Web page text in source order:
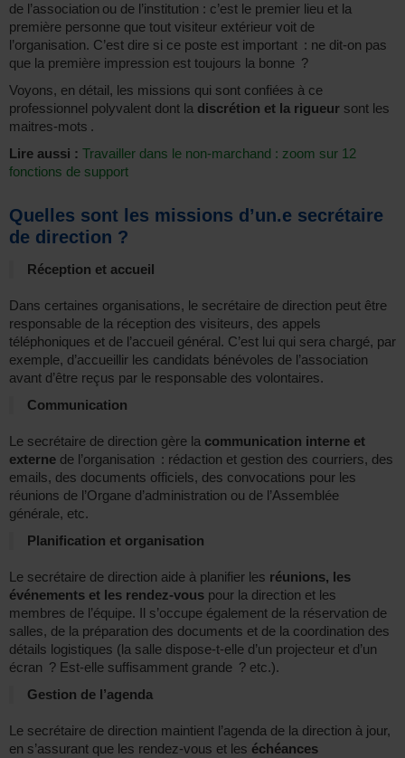
de l’association ou de l’institution : c’est le premier lieu et la
première personne que tout visiteur extérieur voit de
l’organisation. C’est dire si ce poste est important : ne dit-on pas
que la première impression est toujours la bonne ?
Voyons, en détail, les missions qui sont confiées à ce
professionnel polyvalent dont la discrétion et la rigueur sont les
maitres-mots .
Lire aussi : Travailler dans le non-marchand : zoom sur 12
fonctions de support
Quelles sont les missions d’un.e secrétaire
de direction ?
Réception et accueil
Dans certaines organisations, le secrétaire de direction peut être
responsable de la réception des visiteurs, des appels
téléphoniques et de l’accueil général. C’est lui qui sera chargé, par
exemple, d’accueillir les candidats bénévoles de l’association
avant d’être reçus par le responsable des volontaires.
Communication
Le secrétaire de direction gère la communication interne et
externe de l’organisation : rédaction et gestion des courriers, des
emails, des documents officiels, des convocations pour les
réunions de l’Organe d’administration ou de l’Assemblée
générale, etc.
Planification et organisation
Le secrétaire de direction aide à planifier les réunions, les
événements et les rendez-vous pour la direction et les
membres de l’équipe. Il s’occupe également de la réservation de
salles, de la préparation des documents et de la coordination des
détails logistiques (la salle dispose-t-elle d’un projecteur et d’un
écran ? Est-elle suffisamment grande ? etc.).
Gestion de l’agenda
Le secrétaire de direction maintient l’agenda de la direction à jour,
en s’assurant que les rendez-vous et les échéances